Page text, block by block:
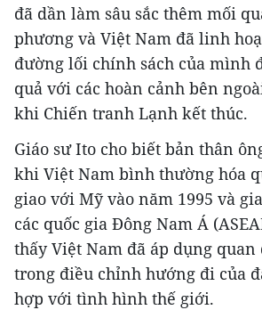
đã dần làm sâu sắc thêm mối
phương và Việt Nam đã linh
đường lối chính sách của mình
quả với các hoàn cảnh bên
khi Chiến tranh Lạnh kết thúc.
Giáo sư Ito cho biết bản thân
khi Việt Nam bình thường hóa
giao với Mỹ vào năm 1995 và
các quốc gia Đông Nam Á
thấy Việt Nam đã áp dụng
trong điều chỉnh hướng đi của
hợp với tình hình thế giới.